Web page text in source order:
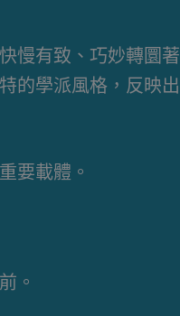
慢有致、巧妙轉圜著
的學派風格，反映出
要載體。
。